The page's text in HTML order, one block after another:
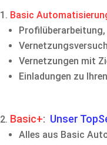
Basic
Profilüberarbeitung,
Vernetzungen mit
Einladungen zu
Basic+: Unser
Alles aus Basic